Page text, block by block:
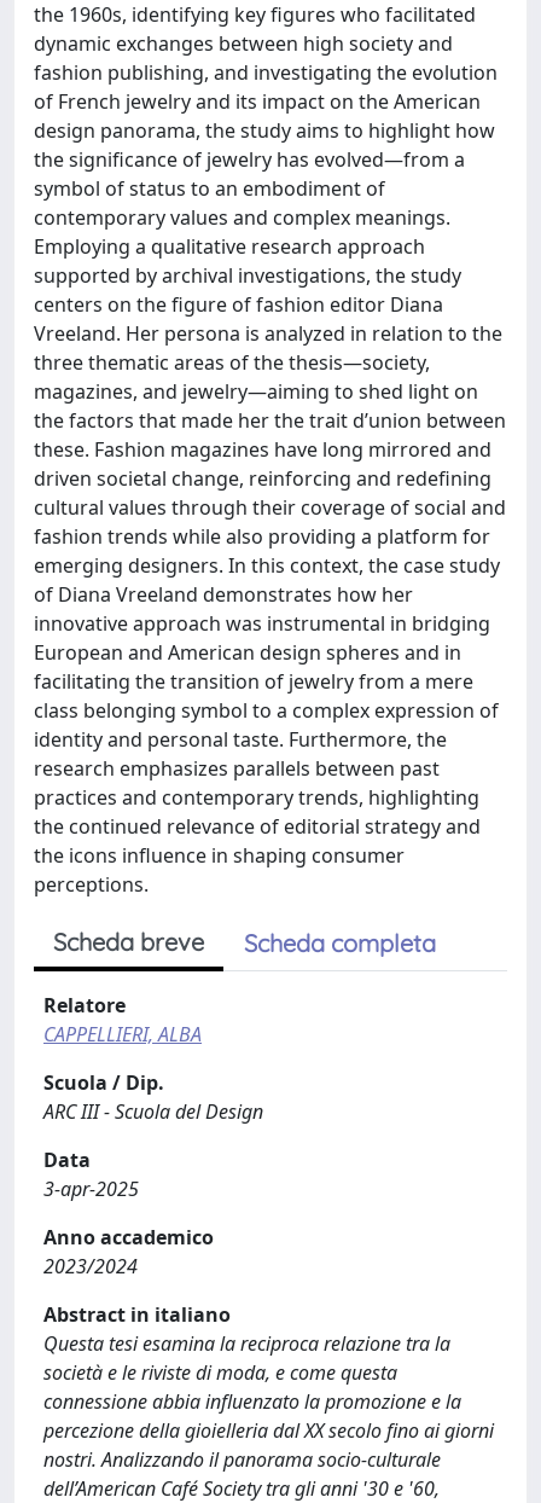
the 1960s, identifying key figures who facilitated
dynamic exchanges between high society and
fashion publishing, and investigating the evolution
of French jewelry and its impact on the American
design panorama, the study aims to highlight how
the significance of jewelry has evolved—from a
symbol of status to an embodiment of
contemporary values and complex meanings.
Employing a qualitative research approach
supported by archival investigations, the study
centers on the figure of fashion editor Diana
Vreeland. Her persona is analyzed in relation to the
three thematic areas of the thesis—society,
magazines, and jewelry—aiming to shed light on
the factors that made her the trait d’union between
these. Fashion magazines have long mirrored and
driven societal change, reinforcing and redefining
cultural values through their coverage of social and
fashion trends while also providing a platform for
emerging designers. In this context, the case study
of Diana Vreeland demonstrates how her
innovative approach was instrumental in bridging
European and American design spheres and in
facilitating the transition of jewelry from a mere
class belonging symbol to a complex expression of
identity and personal taste. Furthermore, the
research emphasizes parallels between past
practices and contemporary trends, highlighting
the continued relevance of editorial strategy and
the icons influence in shaping consumer
perceptions.
Scheda breve Scheda completa
Relatore
CAPPELLIERI, ALBA
Scuola / Dip.
ARC III - Scuola del Design
Data
3-apr-2025
Anno accademico
2023/2024
Abstract in italiano
Questa tesi esamina la reciproca relazione tra la
società e le riviste di moda, e come questa
connessione abbia influenzato la promozione e la
percezione della gioielleria dal XX secolo fino ai giorni
nostri. Analizzando il panorama socio-culturale
dell’American Café Society tra gli anni '30 e '60,